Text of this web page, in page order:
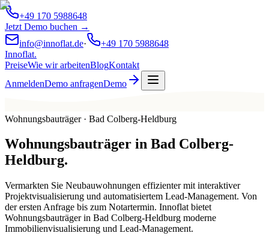
+49 170 5988648
Jetzt Demo buchen →
info@innoflat.de·
+49 170 5988648
Innoflat.
PreiseWie wir arbeitenBlogKontakt
AnmeldenDemo anfragenDemo
Wohnungsbauträger · Bad Colberg-Heldburg
Wohnungsbauträger in Bad Colberg-
Heldburg.
Vermarkten Sie Neubauwohnungen effizienter mit interaktiver
Projektvisualisierung und automatisiertem Lead-Management. Von
der ersten Anfrage bis zum Notartermin. Innoflat bietet
Wohnungsbauträger in Bad Colberg-Heldburg moderne
Immobilienvisualisierung und Lead-Management.